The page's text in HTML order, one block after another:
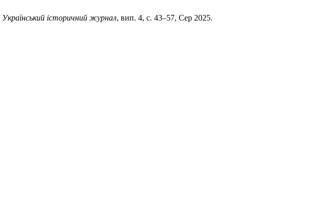
Український історичний журнал, вип. 4, с. 43–57, Сер 2025.